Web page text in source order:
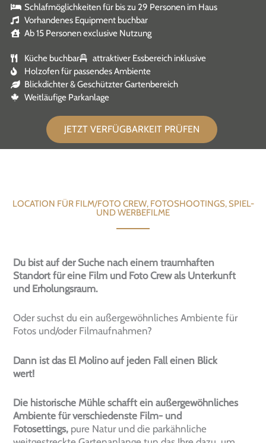
Schlafmöglichkeiten für bis zu 29 Personen im Haus
Vorhandenes Equipment buchbar
Ab 15 Personen exclusive Nutzung
Küche buchbar
attraktiver Essbereich inklusive
Holzofen für passendes Ambiente
Blickdichter & Geschützter Gartenbereich
Weitläufige Parkanlage
JETZT VERFÜGBARKEIT PRÜFEN
LOCATION FÜR FILM/FOTO CREW, FOTOSHOOTINGS, SPIEL-
UND WERBEFILME
Du bist auf der Suche nach einem traumhaften
Standort für eine Film und Foto Crew als Unterkunft
und Erholungsraum.
Oder suchst du ein außergewöhnliches Ambiente für
Fotos und/oder Filmaufnahmen?
Dann ist das El Molino auf jeden Fall einen Blick
wert!
Die historische Mühle schafft ein außergewöhnliches
Ambiente für verschiedenste Film- und
Fotosettings, pure Natur und die parkähnliche